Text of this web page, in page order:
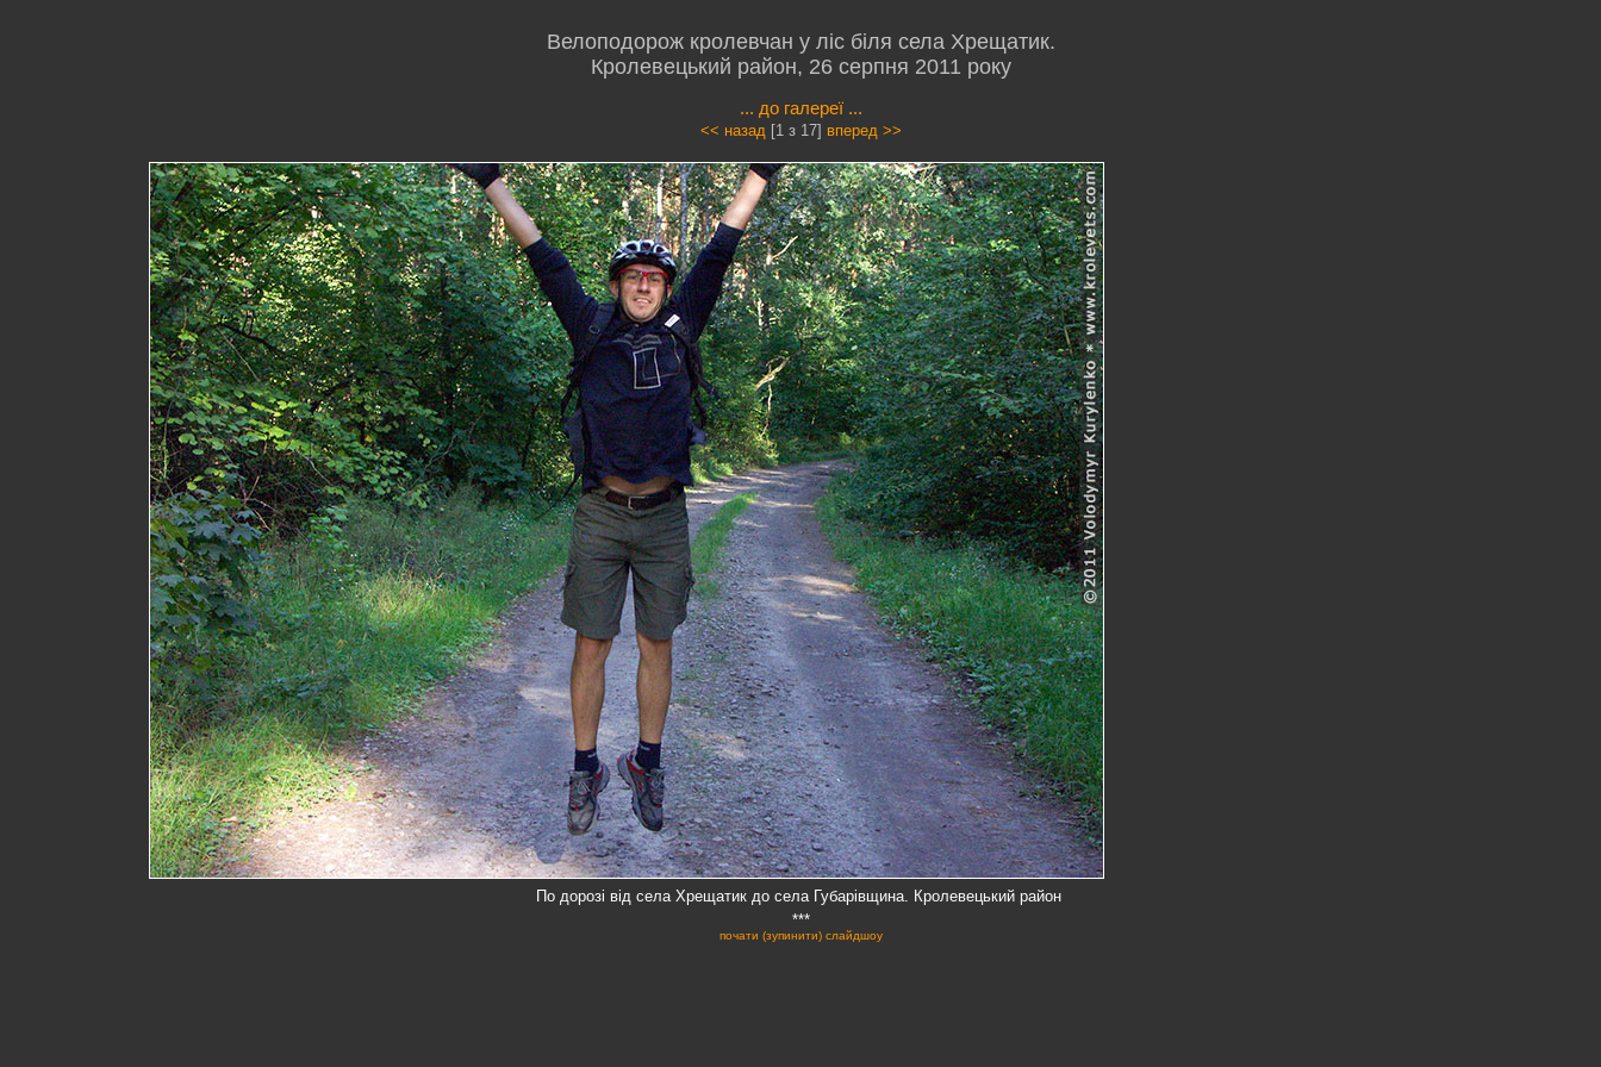
Велоподорож кролевчан у ліс біля села Хрещатик.
Кролевецький район, 26 серпня 2011 року
... до галереї ...
<< назад [1 з 17] вперед >>
По дорозі від села Хрещатик до села Губарівщина. Кролевецький район
***
почати (зупинити) слайдшоу